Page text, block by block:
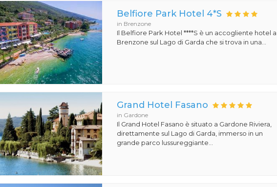
Belfiore Park Hotel 4*S
in Brenzone
Il Belfiore Park Hotel ****S è un accogliente hotel a
Brenzone sul Lago di Garda che si trova in una...
Grand Hotel Fasano
in Gardone
Il Grand Hotel Fasano è situato a Gardone Riviera,
direttamente sul Lago di Garda, immerso in un
grande parco lussureggiante...